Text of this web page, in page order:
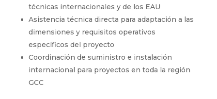
técnicas internacionales y de los EAU
Asistencia técnica directa para adaptación a las
dimensiones y requisitos operativos
específicos del proyecto
Coordinación de suministro e instalación
internacional para proyectos en toda la región
GCC